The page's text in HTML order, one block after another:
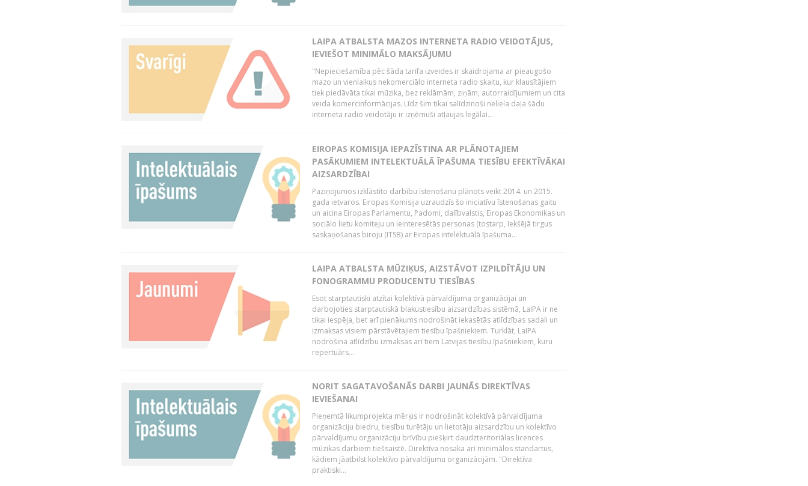
LAIPA ATBALSTA MAZOS INTERNETA RADIO VEIDOTĀJUS,
IEVIEŠOT MINIMĀLO MAKSĀJUMU
"Nepieciešamība pēc šāda tarifa izveides ir skaidrojama ar pieaugošo
mazo un vienlaikus nekomerciālo interneta radio skaitu, kur klausītājiem
tiek piedāvāta tikai mūzika, bez reklāmām, ziņām, autorraidījumiem un cita
veida komercinformācijas. Līdz šim tikai salīdzinoši neliela daļa šādu
interneta radio veidotāju ir izņēmuši atļaujas legālai...
EIROPAS KOMISIJA IEPAZĪSTINA AR PLĀNOTAJIEM
PASĀKUMIEM INTELEKTUĀLĀ ĪPAŠUMA TIESĪBU EFEKTĪVĀKAI
AIZSARDZĪBAI
Paziņojumos izklāstīto darbību īstenošanu plānots veikt 2014. un 2015.
gada ietvaros. Eiropas Komisija uzraudzīs šo iniciatīvu īstenošanas gaitu
un aicina Eiropas Parlamentu, Padomi, dalībvalstis, Eiropas Ekonomikas un
sociālo lietu komiteju un ieinteresētās personas (tostarp, Iekšējā tirgus
saskaņošanas biroju (ITSB) ar Eiropas intelektuālā īpašuma...
LAIPA ATBALSTA MŪZIĶUS, AIZSTĀVOT IZPILDĪTĀJU UN
FONOGRAMMU PRODUCENTU TIESĪBAS
Esot starptautiski atzītai kolektīvā pārvaldījuma organizācijai un
darbojoties starptautiskā blakustiesību aizsardzības sistēmā, LaIPA ir ne
tikai iespēja, bet arī pienākums nodrošināt iekasētās atlīdzības sadali un
izmaksas visiem pārstāvētajiem tiesību īpašniekiem. Turklāt, LaIPA
nodrošina atlīdzību izmaksas arī tiem Latvijas tiesību īpašniekiem, kuru
repertuārs...
NORIT SAGATAVOŠANĀS DARBI JAUNĀS DIREKTĪVAS
IEVIEŠANAI
Pieņemtā likumprojekta mērķis ir nodrošināt kolektīvā pārvaldījuma
organizāciju biedru, tiesību turētāju un lietotāju aizsardzību un kolektīvo
pārvaldījumu organizāciju brīvību piešķirt daudzteritoriālas licences
mūzikas darbiem tiešsaistē. Direktīva nosaka arī minimālos standartus,
kādiem jāatbilst kolektīvo pārvaldījumu organizācijām. "Direktīva
praktiski...